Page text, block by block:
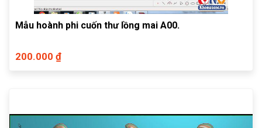
Mẫu hoành phi cuốn thư lồng mai A00.
200.000 ₫